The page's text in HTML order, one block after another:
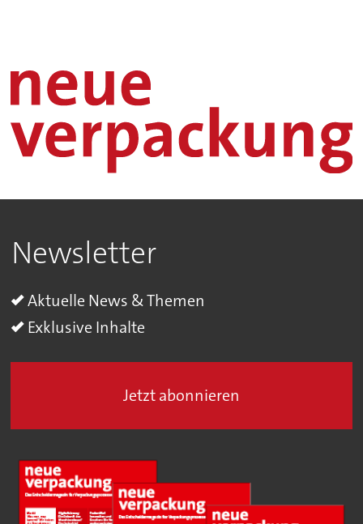
Newsletter
Aktuelle News & Themen
Exklusive Inhalte
Jetzt abonnieren